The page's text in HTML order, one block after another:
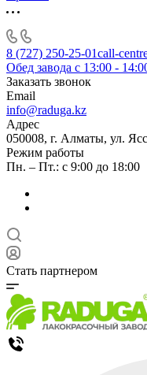
8 (727) 250-25-01call-
Обед завода с 13:00 -
Заказать звонок
Email
info@raduga.kz
Адрес
050008, г. Алматы, ул.
Режим работы
Пн. – Пт.: с 9:00 до 18:00
Стать партнером